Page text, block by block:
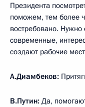
Президента
поможем, тем более
востребовано. Нужно
современные,
создают рабочие
А.Диамбеков:
В.Путин: Да,